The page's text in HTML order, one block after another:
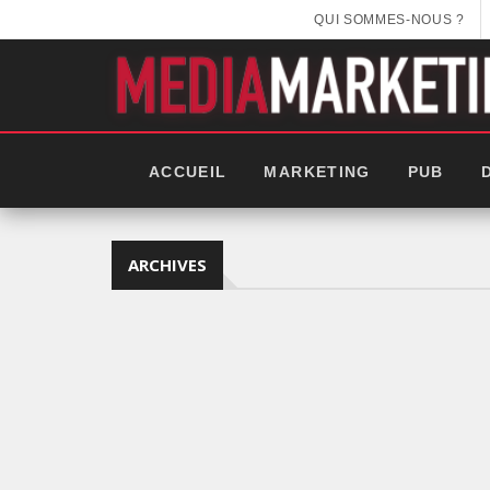
QUI SOMMES-NOUS ?
ACCUEIL MARKETING PUB
ARCHIVES